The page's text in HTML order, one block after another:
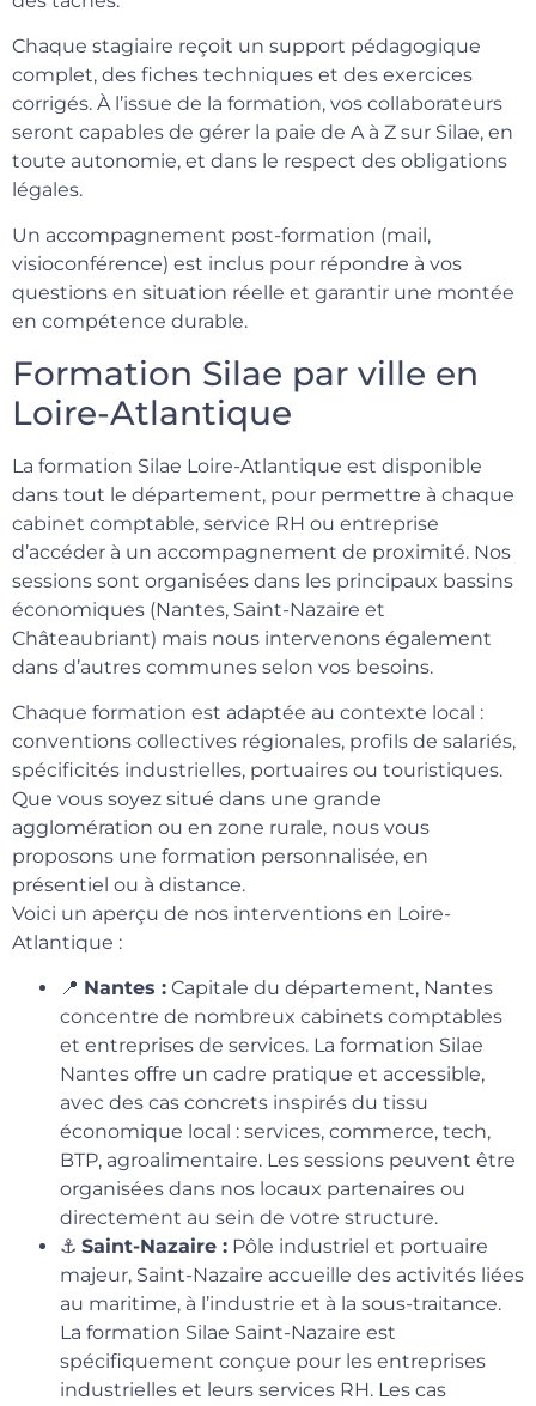
Chaque stagiaire reçoit un support pédagogique
complet, des fiches techniques et des exercices
corrigés. À l’issue de la formation, vos collaborateurs
seront capables de gérer la paie de A à Z sur Silae, en
toute autonomie, et dans le respect des obligations
légales.
Un accompagnement post-formation (mail,
visioconférence) est inclus pour répondre à vos
questions en situation réelle et garantir une montée
en compétence durable.
Formation Silae par ville en
Loire-Atlantique
La formation Silae Loire-Atlantique est disponible
dans tout le département, pour permettre à chaque
cabinet comptable, service RH ou entreprise
d’accéder à un accompagnement de proximité. Nos
sessions sont organisées dans les principaux bassins
économiques (Nantes, Saint-Nazaire et
Châteaubriant) mais nous intervenons également
dans d’autres communes selon vos besoins.
Chaque formation est adaptée au contexte local :
conventions collectives régionales, profils de salariés,
spécificités industrielles, portuaires ou touristiques.
Que vous soyez situé dans une grande
agglomération ou en zone rurale, nous vous
proposons une formation personnalisée, en
présentiel ou à distance.
Voici un aperçu de nos interventions en Loire-
Atlantique :
📍 Nantes : Capitale du département, Nantes
concentre de nombreux cabinets comptables
et entreprises de services. La formation Silae
Nantes offre un cadre pratique et accessible,
avec des cas concrets inspirés du tissu
économique local : services, commerce, tech,
BTP, agroalimentaire. Les sessions peuvent être
organisées dans nos locaux partenaires ou
directement au sein de votre structure.
⚓ Saint-Nazaire : Pôle industriel et portuaire
majeur, Saint-Nazaire accueille des activités liées
au maritime, à l’industrie et à la sous-traitance.
La formation Silae Saint-Nazaire est
spécifiquement conçue pour les entreprises
industrielles et leurs services RH. Les cas